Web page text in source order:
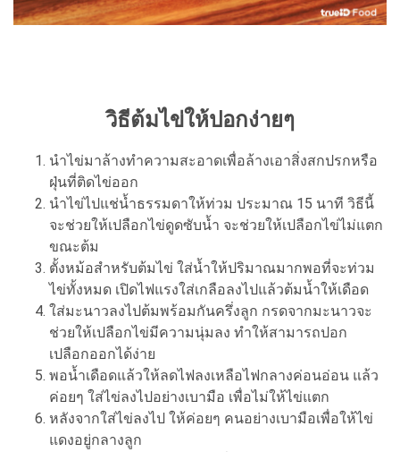
วิธีต้มไข่ให้ปอกง่ายๆ
นำไข่มาล้างทำความสะอาดเพื่อล้างเอาสิ่งสกปรกหรือ
ฝุ่นที่ติดไข่ออก
นำไข่ไปแช่น้ำธรรมดาให้ท่วม ประมาณ 15 นาที วิธีนี้
จะช่วยให้เปลือกไข่ดูดซับน้ำ จะช่วยให้เปลือกไข่ไม่แตก
ขณะต้ม
ตั้งหม้อสำหรับต้มไข่ ใส่น้ำให้ปริมาณมากพอที่จะท่วม
ไข่ทั้งหมด เปิดไฟแรงใส่เกลือลงไปแล้วต้มน้ำให้เดือด
ใส่มะนาวลงไปต้มพร้อมกันครึ่งลูก กรดจากมะนาวจะ
ช่วยให้เปลือกไข่มีความนุ่มลง ทำให้สามารถปอก
เปลือกออกได้ง่าย
พอน้ำเดือดแล้วให้ลดไฟลงเหลือไฟกลางค่อนอ่อน แล้ว
ค่อยๆ ใส่ไข่ลงไปอย่างเบามือ เพื่อไม่ให้ไข่แตก
หลังจากใส่ไข่ลงไป ให้ค่อยๆ คนอย่างเบามือเพื่อให้ไข่
แดงอยู่กลางลูก